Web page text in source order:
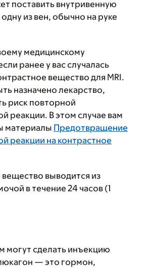
поставить внутривенную
из вен, обычно на руке
медицинскому
ранее у вас случалась
вещество для MRI.
назначено лекарство,
риск повторной
реакции. В этом случае вам
материалы Предотвращение
реакции на контрастное
выводится из
в течение 24 часов (1
могут сделать инъекцию
— это гормон,